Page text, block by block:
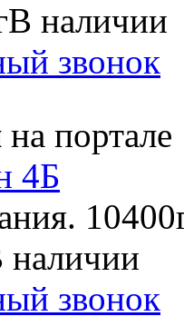
В наличии
звонок
на портале
4Б
наличии
звонок